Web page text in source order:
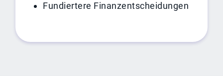
Fundiertere Finanzentscheidungen